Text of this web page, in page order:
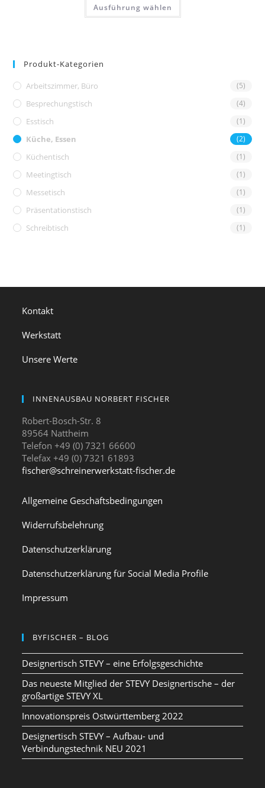
Ausführung wählen
Produkt-Kategorien
Arbeitszimmer, Büro (5)
Besprechungstisch (4)
Esstisch (1)
Küche, Essen (2)
Küchentisch (1)
Meetingtisch (1)
Messetisch (1)
Präsentationstisch (1)
Schreibtisch (1)
Kontakt
Werkstatt
Unsere Werte
INNENAUSBAU NORBERT FISCHER
Robert-Bosch-Str. 8
89564 Nattheim
Telefon +49 (0) 7321 66600
Telefax +49 (0) 7321 61893
fischer@schreinerwerkstatt-fischer.de
Allgemeine Geschäftsbedingungen
Widerrufsbelehrung
Datenschutzerklärung
Datenschutzerklärung für Social Media Profile
Impressum
BYFISCHER – BLOG
Designertisch STEVY – eine Erfolgsgeschichte
Das neueste Mitglied der STEVY Designertische – der
großartige STEVY XL
Innovationspreis Ostwürttemberg 2022
Designertisch STEVY – Aufbau- und
Verbindungstechnik NEU 2021